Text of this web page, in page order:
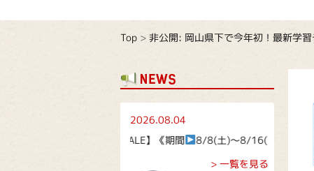
Top > 非公開: 岡山県下で今年初！最新学
2026.08.04
企画！【決算SALE】《期間
8/8(土)～8/16(日)》
> 一覧を見る